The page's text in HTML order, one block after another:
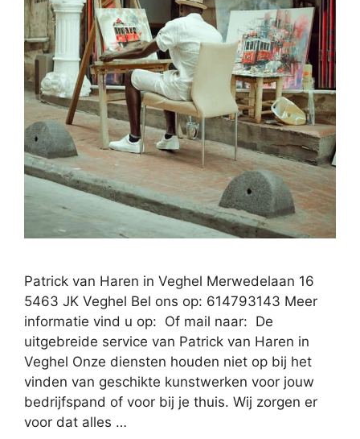
Patrick van Haren in Veghel Merwedelaan 16
5463 JK Veghel Bel ons op: 614793143 Meer
informatie vind u op: Of mail naar: De
uitgebreide service van Patrick van Haren in
Veghel Onze diensten houden niet op bij het
vinden van geschikte kunstwerken voor jouw
bedrijfspand of voor bij je thuis. Wij zorgen er
voor dat alles …